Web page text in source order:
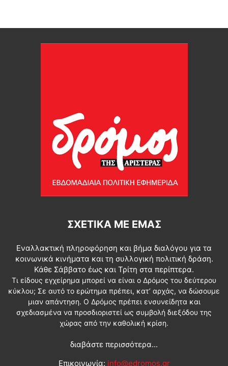
ΣΧΕΤΙΚΆ ΜΕ ΕΜΆΣ
Εναλλακτική πληροφόρηση και βήμα διαλόγου για τα
κοινωνικά κινήματα και τη συλλογική πολιτική δράση.
Κάθε Σάββατο έως και Τρίτη στα περίπτερα.
Τι είδους εγχείρημα μπορεί να είναι ο Δρόμος του δεύτερου
κύκλου; Σε αυτό το ερώτημα πρέπει, κατ’ αρχάς, να δώσουμε
μιαν απάντηση. Ο Δρόμος πρέπει ενσυνείδητα και
σχεδιασμένα να προσδιοριστεί ως συμβολή διεξόδου της
χώρας από την καθολική κρίση.
διαβάστε περισσότερα...
Επικοινωνία: info@edromos.gr